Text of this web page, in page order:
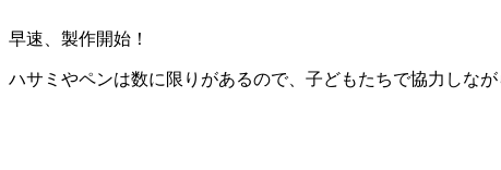
早速、製作開始！
ハサミやペンは数に限りがあるので、子どもたちで協力しな